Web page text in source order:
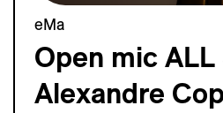
eMa
Open mic ALL
Alexandre